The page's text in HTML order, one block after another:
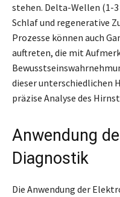
stehen. Delta-Wellen (1-
Schlaf und regenerative
Prozesse können auch
auftreten, die mit
dieser unterschiedlichen
präzise Analyse des
Anwendung
Diagnostik
Die Anwendung der